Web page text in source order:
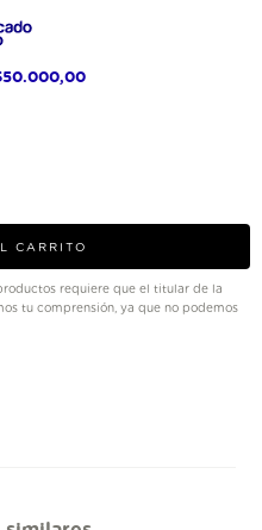
requiere que el titular de la
tu comprensión, ya que no podemos